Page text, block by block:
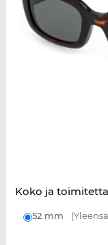
Koko ja
52 mm